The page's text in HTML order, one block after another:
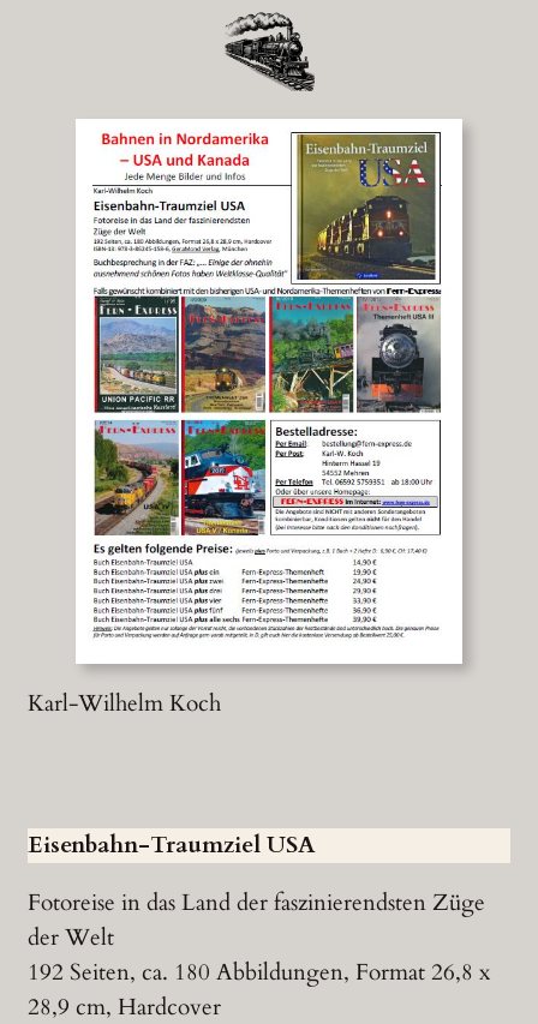
Karl-Wilhelm Koch
Eisenbahn-Traumziel USA
Fotoreise in das Land der faszinierendsten Züge
der Welt
192 Seiten, ca. 180 Abbildungen, Format 26,8 x
28,9 cm, Hardcover